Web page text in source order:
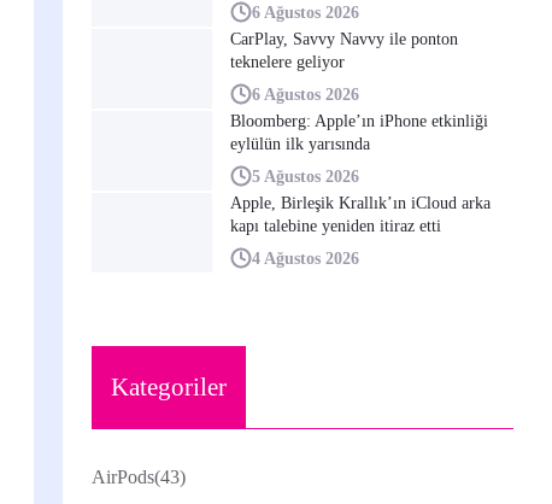
6 Ağustos 2026
CarPlay, Savvy Navvy ile ponton
teknelere geliyor
6 Ağustos 2026
Bloomberg: Apple’ın iPhone etkinliği
eylülün ilk yarısında
5 Ağustos 2026
Apple, Birleşik Krallık’ın iCloud arka
kapı talebine yeniden itiraz etti
4 Ağustos 2026
Kategoriler
AirPods(43)